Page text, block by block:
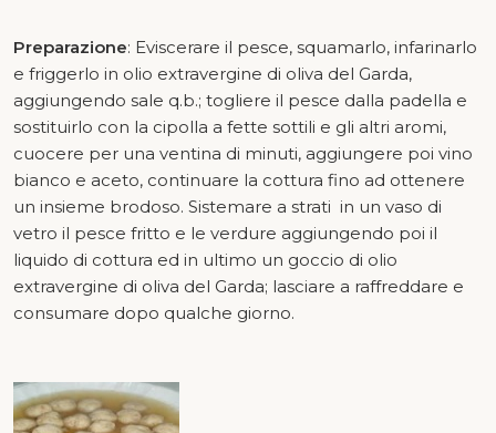
Preparazione: Eviscerare il pesce, squamarlo, infarinarlo
e friggerlo in olio extravergine di oliva del Garda,
aggiungendo sale q.b.; togliere il pesce dalla padella e
sostituirlo con la cipolla a fette sottili e gli altri aromi,
cuocere per una ventina di minuti, aggiungere poi vino
bianco e aceto, continuare la cottura fino ad ottenere
un insieme brodoso. Sistemare a strati in un vaso di
vetro il pesce fritto e le verdure aggiungendo poi il
liquido di cottura ed in ultimo un goccio di olio
extravergine di oliva del Garda; lasciare a raffreddare e
consumare dopo qualche giorno.